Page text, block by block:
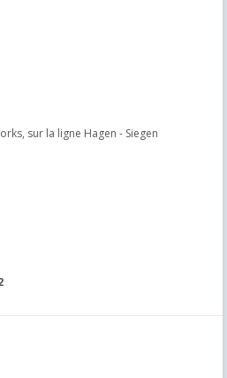
sur la ligne Hagen - Siegen